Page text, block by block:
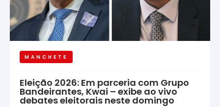
MANCHETE
Eleição 2026: Em parceria com Grupo
Bandeirantes, Kwai – exibe ao vivo
debates eleitorais neste domingo